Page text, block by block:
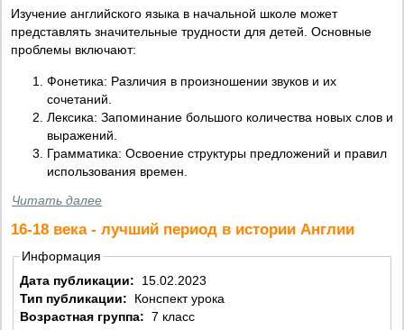
Изучение английского языка в начальной школе может
представлять значительные трудности для детей. Основные
проблемы включают:
Фонетика: Различия в произношении звуков и их
сочетаний.
Лексика: Запоминание большого количества новых слов и
выражений.
Грамматика: Освоение структуры предложений и правил
использования времен.
Читать далее
16-18 века - лучший период в истории Англии
Информация
Дата публикации:
15.02.2023
Тип публикации:
Конспект урока
Возрастная группа: 7 класс